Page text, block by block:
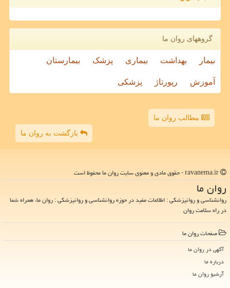
گروههای روان ما
بیمار بهداشت بیماری پزشک بیمارستان
آموزش رپورتاژ پزشکی
مطالب روان ما
بازگشت به روان ما
روان ما
روانشناسی و روانپزشکی : اطلاعات مفید در حوزه روانشناسی و روانپزشکی : روان ما، همراه شما
در راه سلامت روان
صفحات روان ما
آگهی در روان ما
درباره ما
آرشیو روان ما